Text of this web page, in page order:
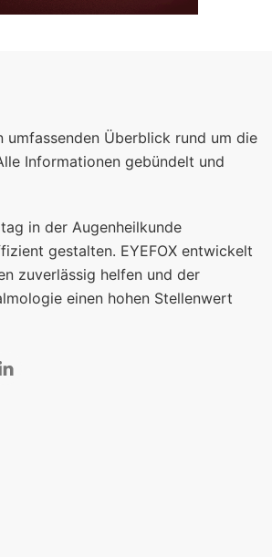
umfassenden Überblick rund um die
Informationen gebündelt und
in der Augenheilkunde
gestalten. EYEFOX entwickelt
zuverlässig helfen und der
einen hohen Stellenwert